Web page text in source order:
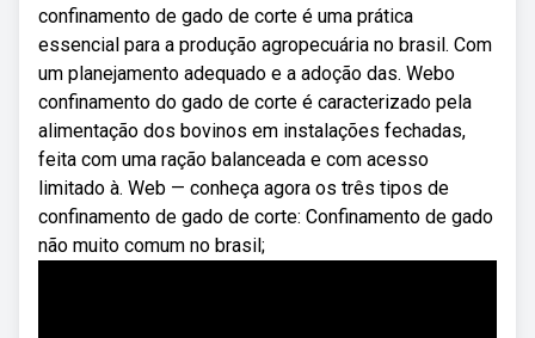
confinamento de gado de corte é uma prática
essencial para a produção agropecuária no brasil. Com
um planejamento adequado e a adoção das. Webo
confinamento do gado de corte é caracterizado pela
alimentação dos bovinos em instalações fechadas,
feita com uma ração balanceada e com acesso
limitado à. Web — conheça agora os três tipos de
confinamento de gado de corte: Confinamento de gado
não muito comum no brasil;